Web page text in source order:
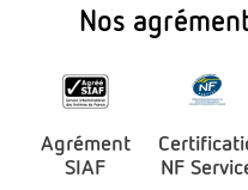
Nos
Agrément
SIAF
NF